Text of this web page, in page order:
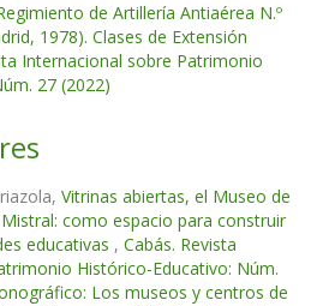
de Artillería Antiaérea N.º
1978). Clases de Extensión
Internacional sobre Patrimonio
27 (2022)
Vitrinas abiertas, el Museo de
como espacio para construir
educativas , Cabás. Revista
Histórico-Educativo: Núm.
Los museos y centros de